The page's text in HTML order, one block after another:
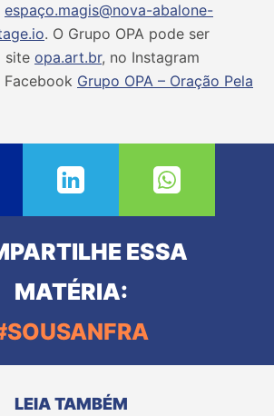
espaço.magis@nova-abalone-
. O Grupo OPA pode ser
site opa.art.br, no Instagram
Facebook Grupo OPA – Oração Pela
ESSA
MATÉRIA:
LEIA TAMBÉM